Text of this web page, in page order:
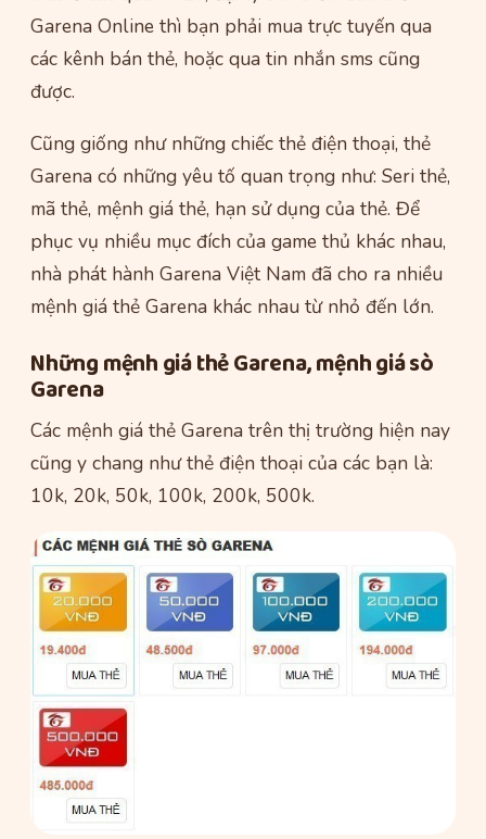
Garena Online thì bạn phải mua trực tuyến qua
các kênh bán thẻ, hoặc qua tin nhắn sms cũng
được.
Cũng giống như những chiếc thẻ điện thoại, thẻ
Garena có những yêu tố quan trọng như: Seri thẻ,
mã thẻ, mệnh giá thẻ, hạn sử dụng của thẻ. Để
phục vụ nhiều mục đích của game thủ khác nhau,
nhà phát hành Garena Việt Nam đã cho ra nhiều
mệnh giá thẻ Garena khác nhau từ nhỏ đến lớn.
Những mệnh giá thẻ Garena, mệnh giá sò
Garena
Các mệnh giá thẻ Garena trên thị trường hiện nay
cũng y chang như thẻ điện thoại của các bạn là:
10k, 20k, 50k, 100k, 200k, 500k.